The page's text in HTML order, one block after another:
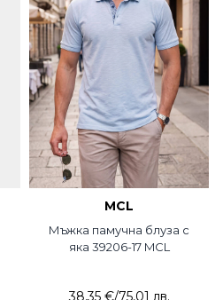
MCL
Мъжка памучна блуза с
яка 39206-17 MCL
38,35 €/75,01 лв.